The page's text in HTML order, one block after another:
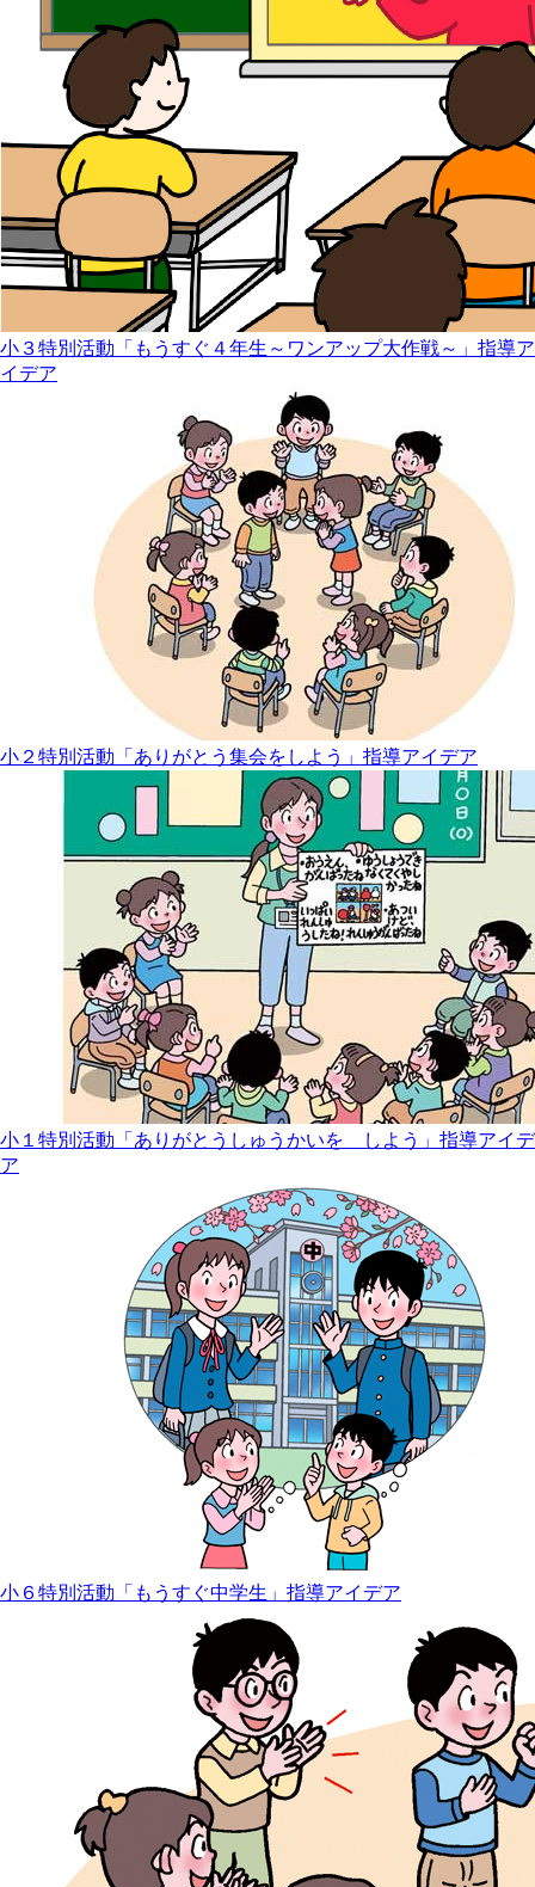
小３特別活動「もうすぐ４年生～ワンアップ大作戦～」指導ア
イデア
小２特別活動「ありがとう集会をしよう」指導アイデア
小１特別活動「ありがとうしゅうかいを しよう」指導アイデ
ア
小６特別活動「もうすぐ中学生」指導アイデア